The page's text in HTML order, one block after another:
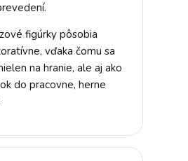
figúrky pôsobia
vďaka čomu sa
na hranie, ale aj ako
do pracovne, herne